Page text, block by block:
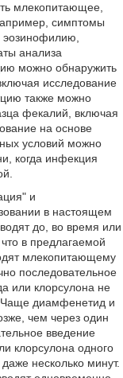
млекопитающее,
симптомы
анализа
можно обнаружить
исследование
также можно
фекалий, включая
на основе
условий можно
когда инфекция
и
в настоящем
до, во время или
в предлагаемой
млекопитающему
последовательное
или клорсулона не
Чаще диамфенетид и
чем через один
введение
клорсулона одного
несколько минут.